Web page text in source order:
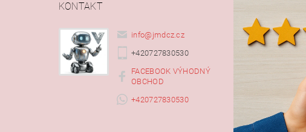
KONTAKT
info@ jmdcz.cz
+420727830530
FACEBOOK VÝHODNÝ
OBCHOD
+420727830530